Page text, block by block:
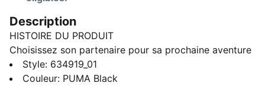
Description
HISTOIRE DU PRODUIT
Choisissez son partenaire pour sa prochaine aventure
avec la nouvelle collection PUMA x POKÉMON. Cette
dernière collection possède toute l’énergie de l’univers
Style: 634919_01
Couleur: PUMA Black